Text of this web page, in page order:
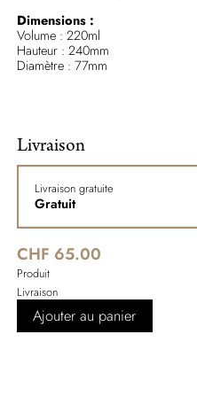
Dimensions :
Volume : 220ml
Hauteur : 240mm
Diamètre : 77mm
Livraison
Livraison gratuite
Gratuit
CHF 65.00
Produit
Livraison
Ajouter au panier